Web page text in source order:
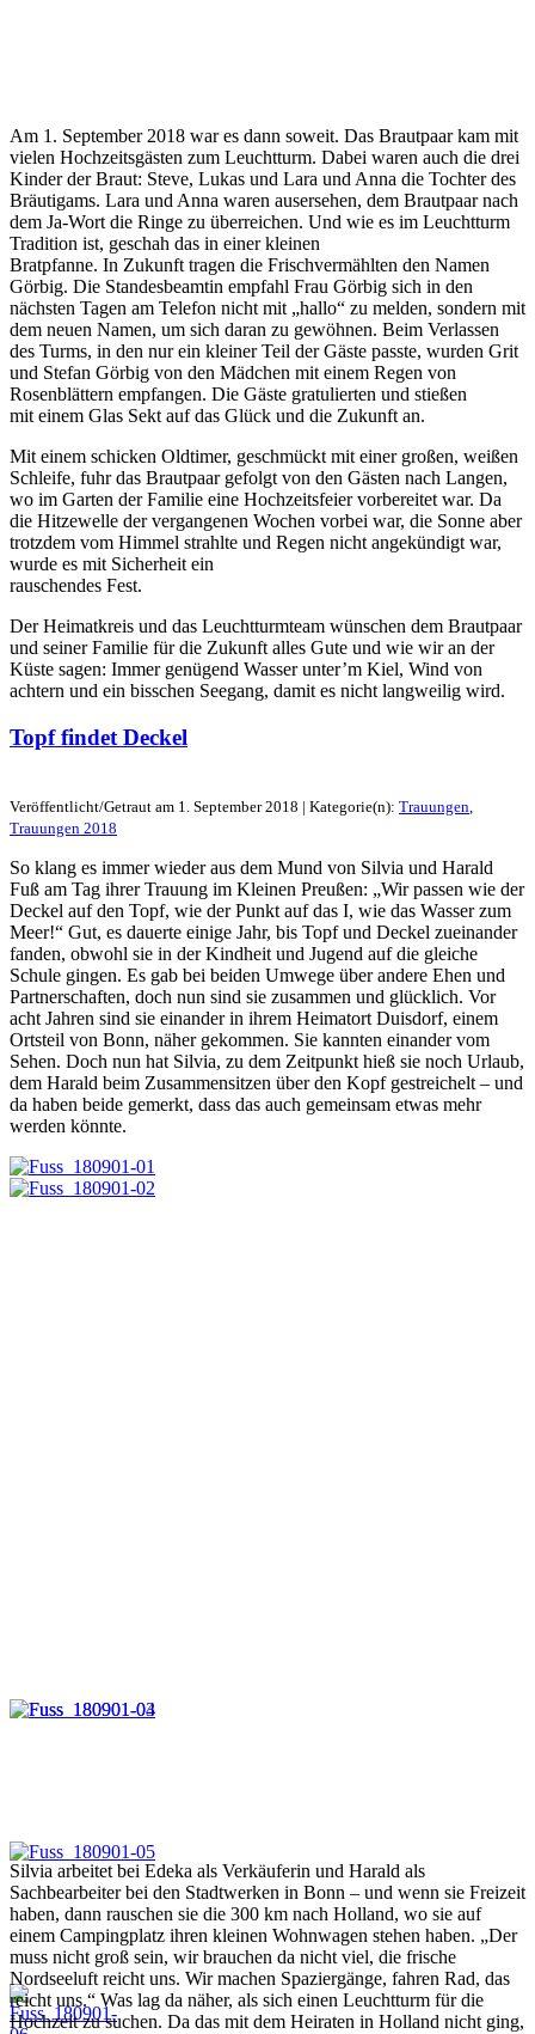
Am 1. September 2018 war es dann soweit. Das Brautpaar kam mit
vielen Hochzeitsgästen zum Leuchtturm. Dabei waren auch die drei
Kinder der Braut: Steve, Lukas und Lara und Anna die Tochter des
Bräutigams. Lara und Anna waren ausersehen, dem Brautpaar nach
dem Ja-Wort die Ringe zu überreichen. Und wie es im Leuchtturm
Tradition ist, geschah das in einer kleinen
Bratpfanne. In Zukunft tragen die Frischvermählten den Namen
Görbig. Die Standesbeamtin empfahl Frau Görbig sich in den
nächsten Tagen am Telefon nicht mit „hallo“ zu melden, sondern mit
dem neuen Namen, um sich daran zu gewöhnen. Beim Verlassen
des Turms, in den nur ein kleiner Teil der Gäste passte, wurden Grit
und Stefan Görbig von den Mädchen mit einem Regen von
Rosenblättern empfangen. Die Gäste gratulierten und stießen
mit einem Glas Sekt auf das Glück und die Zukunft an.
Mit einem schicken Oldtimer, geschmückt mit einer großen, weißen
Schleife, fuhr das Brautpaar gefolgt von den Gästen nach Langen,
wo im Garten der Familie eine Hochzeitsfeier vorbereitet war. Da
die Hitzewelle der vergangenen Wochen vorbei war, die Sonne aber
trotzdem vom Himmel strahlte und Regen nicht angekündigt war,
wurde es mit Sicherheit ein
rauschendes Fest.
Der Heimatkreis und das Leuchtturmteam wünschen dem Brautpaar
und seiner Familie für die Zukunft alles Gute und wie wir an der
Küste sagen: Immer genügend Wasser unter’m Kiel, Wind von
achtern und ein bisschen Seegang, damit es nicht langweilig wird.
Topf findet Deckel
Veröffentlicht/Getraut am 1. September 2018 | Kategorie(n): Trauungen
Trauungen 2018
So klang es immer wieder aus dem Mund von Silvia und Harald
Fuß am Tag ihrer Trauung im Kleinen Preußen: „Wir passen wie der
Deckel auf den Topf, wie der Punkt auf das I, wie das Wasser zum
Meer!“ Gut, es dauerte einige Jahr, bis Topf und Deckel zueinander
fanden, obwohl sie in der Kindheit und Jugend auf die gleiche
Schule gingen. Es gab bei beiden Umwege über andere Ehen und
Partnerschaften, doch nun sind sie zusammen und glücklich. Vor
acht Jahren sind sie einander in ihrem Heimatort Duisdorf, einem
Ortsteil von Bonn, näher gekommen. Sie kannten einander vom
Sehen. Doch nun hat Silvia, zu dem Zeitpunkt hieß sie noch Urlaub,
dem Harald beim Zusammensitzen über den Kopf gestreichelt – und
da haben beide gemerkt, dass das auch gemeinsam etwas mehr
werden könnte.
Silvia arbeitet bei Edeka als Verkäuferin und Harald als
Sachbearbeiter bei den Stadtwerken in Bonn – und wenn sie Freizeit
haben, dann rauschen sie die 300 km nach Holland, wo sie auf
einem Campingplatz ihren kleinen Wohnwagen stehen haben. „Der
muss nicht groß sein, wir brauchen da nicht viel, die frische
Nordseeluft reicht uns. Wir machen Spaziergänge, fahren Rad, das
reicht uns.“ Was lag da näher, als sich einen Leuchtturm für die
Hochzeit zu suchen. Da das mit dem Heiraten in Holland nicht ging,